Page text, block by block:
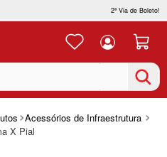
2ª Via de Boleto!
Acessórios de Infraestrutura
X Pial